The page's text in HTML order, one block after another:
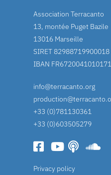
Association Terracanto
13, montée Puget Bazile
13016 Marseille
SIRET 82988719900018
IBAN
info@terracanto.org
+33 (0)781130361
+33 (0)603505279
Privacy policy